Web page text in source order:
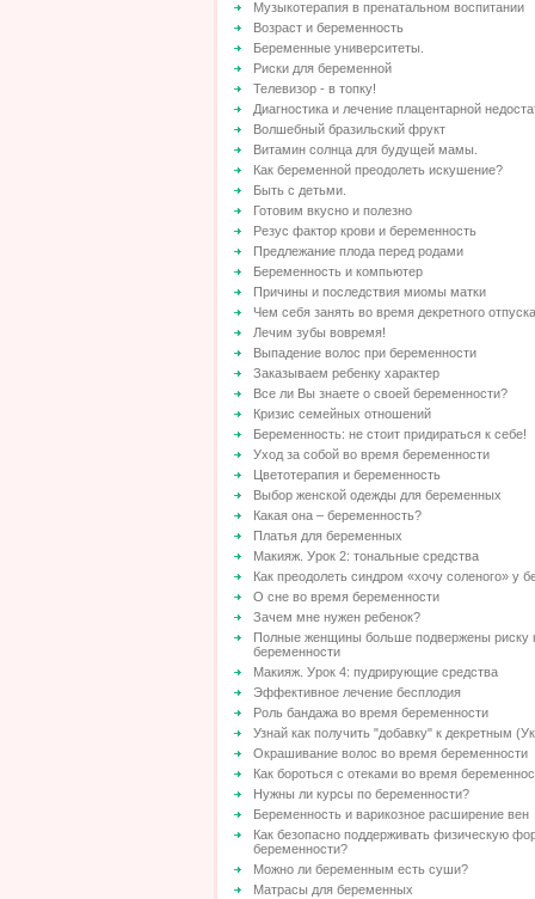
Музыкотерапия в пренатальном воспитании
Возраст и беременность
Беременные университеты.
Риски для беременной
Телевизор - в топку!
Диагностика и лечение плацентарной
Волшебный бразильский фрукт
Витамин солнца для будущей мамы.
Как беременной преодолеть искушение?
Быть с детьми.
Готовим вкусно и полезно
Резус фактор крови и беременность
Предлежание плода перед родами
Беременность и компьютер
Причины и последствия миомы матки
Чем себя занять во время декретного
Лечим зубы вовремя!
Выпадение волос при беременности
Заказываем ребенку характер
Все ли Вы знаете о своей беременности?
Кризис семейных отношений
Беременность: не стоит придираться к себе!
Уход за собой во время беременности
Цветотерапия и беременность
Выбор женской одежды для беременных
Какая она – беременность?
Платья для беременных
Макияж. Урок 2: тональные средства
Как преодолеть синдром «хочу соленого» у
О сне во время беременности
Зачем мне нужен ребенок?
Полные женщины больше подвержены риску
беременности
Макияж. Урок 4: пудрирующие средства
Эффективное лечение бесплодия
Роль бандажа во время беременности
Узнай как получить "добавку" к декретным
Окрашивание волос во время беременности
Как бороться с отеками во время
Нужны ли курсы по беременности?
Беременность и варикозное расширение вен
Как безопасно поддерживать физическую
беременности?
Можно ли беременным есть суши?
Матрасы для беременных